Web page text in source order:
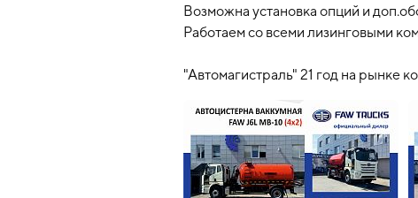
Возможна установка опций и
Работаем со всеми лизинговыми
"Автомагистраль" 21 год на рынке